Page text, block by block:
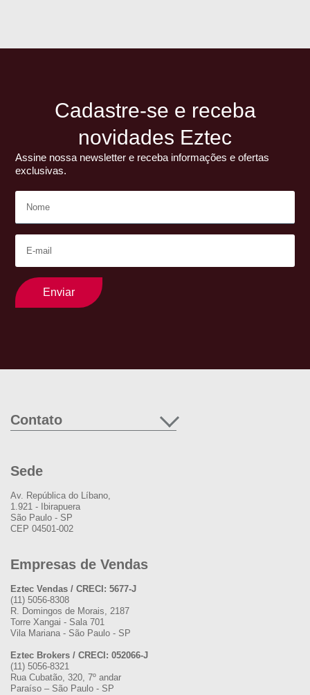
Cadastre-se e receba
novidades Eztec
Assine nossa newsletter e receba informações e ofertas
exclusivas.
Enviar
Contato
Sede
Av. República do Líbano,
1.921 - Ibirapuera
São Paulo - SP
CEP 04501-002
Empresas de Vendas
Eztec Vendas / CRECI: 5677-J
(11) 5056-8308
R. Domingos de Morais, 2187
Torre Xangai - Sala 701
Vila Mariana - São Paulo - SP
Eztec Brokers / CRECI: 052066-J
(11) 5056-8321
Rua Cubatão, 320, 7º andar
Paraíso – São Paulo - SP